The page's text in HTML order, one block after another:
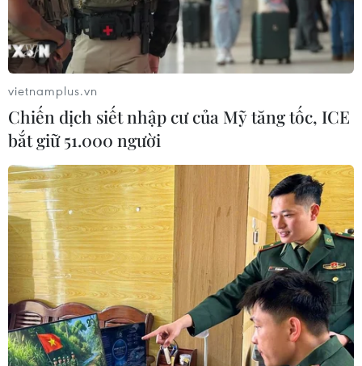
Nhận định Philippines vs
Thái Lan: Madam Pang treo thưởng
tiền tỷ, "Voi chiến" quyết thắng
04/08/2026 09:19
Đội tuyển Việt Nam nhận
Indonesia
04/08/2026 04:16
Tuyển thủ Indonesia cúi đầu thành
khẩn xin lỗi người hâm mộ xứ vạn
đảo
04/08/2026 03:17
vietnamplus.vn
Chiến dịch siết nhập cư của Mỹ tăng tốc, ICE
bắt giữ 51.000 người